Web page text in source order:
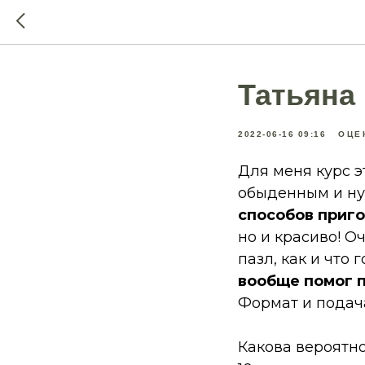
2022-06-16 09:16
Для меня курс
обыденным и
способов
но и красиво!
пазл, как и что
вообще помог
Формат и
Какова